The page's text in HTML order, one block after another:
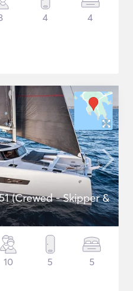
4 4
(Crewed - Skipper &
10 5 5